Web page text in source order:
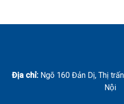
Địa chỉ: Ngõ 160 Đản Dị, Thị
Nội